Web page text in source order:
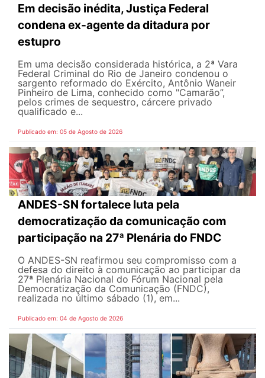
Em decisão inédita, Justiça Federal
condena ex-agente da ditadura por
estupro
Em uma decisão considerada histórica, a 2ª Vara
Federal Criminal do Rio de Janeiro condenou o
sargento reformado do Exército, Antônio Waneir
Pinheiro de Lima, conhecido como "Camarão”,
pelos crimes de sequestro, cárcere privado
qualificado e...
Publicado em: 05 de Agosto de 2026
ANDES-SN fortalece luta pela
democratização da comunicação com
participação na 27ª Plenária do FNDC
O ANDES-SN reafirmou seu compromisso com a
defesa do direito à comunicação ao participar da
27ª Plenária Nacional do Fórum Nacional pela
Democratização da Comunicação (FNDC),
realizada no último sábado (1), em...
Publicado em: 04 de Agosto de 2026